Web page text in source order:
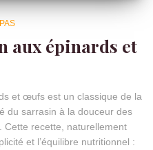
aux épinards et
et œufs est un classique de la
du sarrasin à la douceur des
Cette recette, naturellement
et l’équilibre nutritionnel :